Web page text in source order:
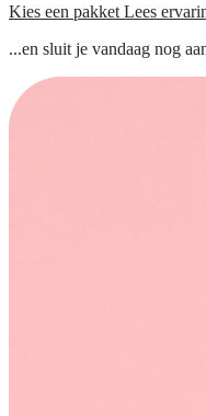
Kies een pakket Lees
...en sluit je vandaag nog